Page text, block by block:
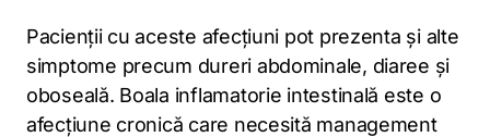
Pacienții cu aceste afecțiuni pot prezenta și alte
simptome precum dureri abdominale, diaree și
oboseală. Boala inflamatorie intestinală este o
afecțiune cronică care necesită management